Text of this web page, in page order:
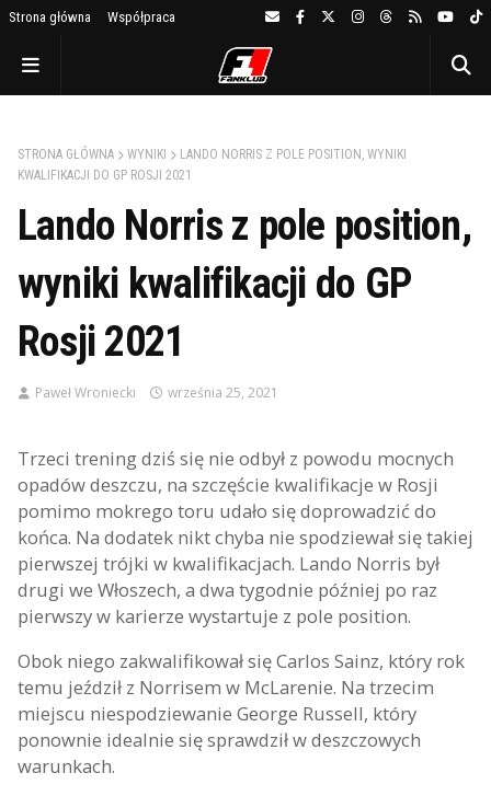
Strona główna Współpraca
STRONA GŁÓWNA WYNIKI
LANDO NORRIS Z POLE POSITION, WYNIKI
KWALIFIKACJI DO GP ROSJI 2021
Lando Norris z pole position,
wyniki kwalifikacji do GP
Rosji 2021
Paweł Wroniecki września 25, 2021
Trzeci trening dziś się nie odbył z powodu mocnych
opadów deszczu, na szczęście kwalifikacje w Rosji
pomimo mokrego toru udało się doprowadzić do
końca. Na dodatek nikt chyba nie spodziewał się takiej
pierwszej trójki w kwalifikacjach. Lando Norris był
drugi we Włoszech, a dwa tygodnie później po raz
pierwszy w karierze wystartuje z pole position.
Obok niego zakwalifikował się Carlos Sainz, który rok
temu jeździł z Norrisem w McLarenie. Na trzecim
miejscu niespodziewanie George Russell, który
ponownie idealnie się sprawdził w deszczowych
warunkach.